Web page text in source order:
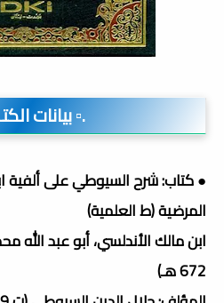
.▫️ بيانات
● كتاب: شرح السيوطي على ألفية
المرضية (ط العلمية)
ابن مالك الأندلسي، أبو عبد الله
672 هـ)